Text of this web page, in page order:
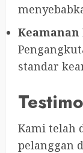
standar
Kami telah
pelanggan